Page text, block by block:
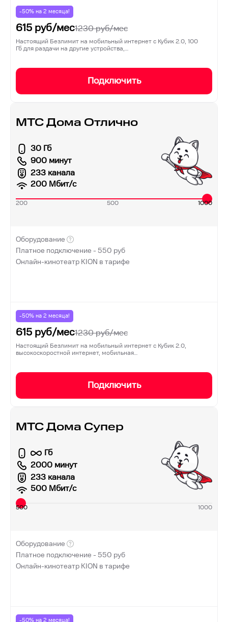
-50% на 2 месяца!
615 руб/мес1230руб/мес
Настоящий Безлимит на мобильный интернет с Кубик 2.0, 100
Гб для раздачи на другие устройства,…
Подключить
МТС Дома Отлично
30 Гб
900 минут
233 канала
200 Мбит/с
200 500 1000
Оборудование
Платное подключение -550 руб
Онлайн-кинотеатр KION в тарифе
-50% на 2 месяца!
615 руб/мес1230руб/мес
Настоящий Безлимит на мобильный интернет с Кубик 2.0,
высокоскоростной интернет, мобильная…
Подключить
МТС Дома Супер
Гб
2000 минут
233 канала
500 Мбит/с
500 1000
Оборудование
Платное подключение -550 руб
Онлайн-кинотеатр KION в тарифе
-50% на 2 месяца!